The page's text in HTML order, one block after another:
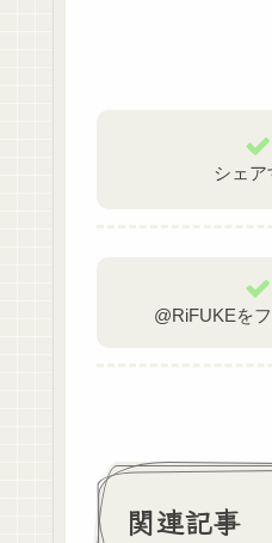
シェア
@RiFUKEを
関連記事